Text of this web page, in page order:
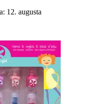
12. augusta